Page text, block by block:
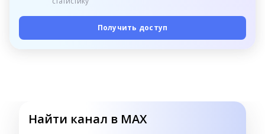
Получить доступ
Найти канал в MAX